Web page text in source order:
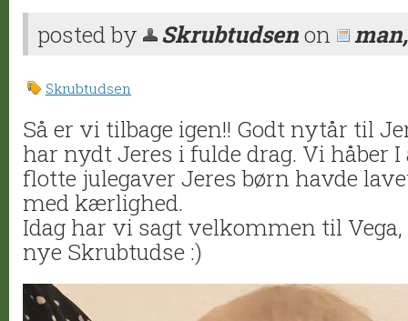
posted by Skrubtudsenon
Skrubtudsen
Så er vi tilbage igen!! Godt nytår til
har nydt Jeres i fulde drag. Vi håber I
flotte julegaver Jeres børn havde
med kærlighed.
Idag har vi sagt velkommen til
nye Skrubtudse :)